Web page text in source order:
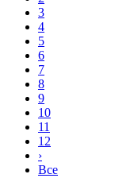
3
4
5
6
7
8
9
10
11
12
›
Все